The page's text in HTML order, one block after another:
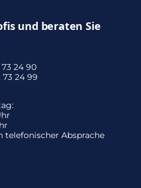
und beraten Sie
73 24 90
73 24 99
telefonischer Absprache